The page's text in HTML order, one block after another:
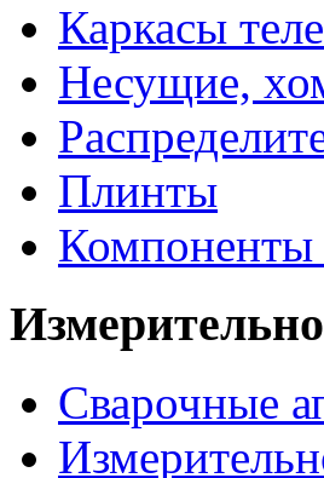
Каркасы
Несущие,
Плинты
Компоненты
Сварочные